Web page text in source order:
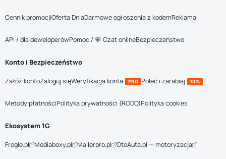
Cennik promocjiOferta DniaDarmowe ogłoszenia z kodemReklama
API / dla deweloperówPomoc / 💬 Czat onlineBezpieczeństwo
Konto i Bezpieczeństwo
Załóż kontoZaloguj sięWeryfikacja konta PRO Poleć i zarabiaj 10%
Metody płatnościPolityka prywatności (RODO)Polityka cookies
Ekosystem 1G
Frogle.pl Mediaboxy.pl Mailerpro.pl OtoAuta.pl — motoryzacja